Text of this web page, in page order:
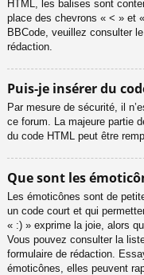
HTML, les balises sont
place des chevrons « < » et
BBCode, veuillez consulter
rédaction.
Puis-je insérer du
Par mesure de sécurité, il
ce forum. La majeure partie
du code HTML peut être
Que sont les
Les émoticônes sont de
un code court et qui
« :) » exprime la joie, alors
Vous pouvez consulter la
formulaire de rédaction.
émoticônes, elles peuvent